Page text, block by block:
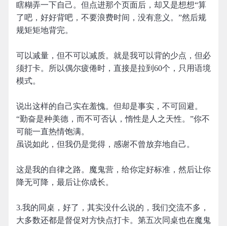
瞎糊弄一下自己。但点进那个页面后，却又是想想“算
了吧，好好背吧，不要浪费时间，没有意义。”然后规
规矩矩地背完。
可以减量，但不可以减质。就是我可以背的少点，但必
须打卡。所以偶尔疲倦时，直接是拉到60个，只用语境
模式。
说出这样的自己实在羞愧。但却是事实，不可回避。
“勤奋是种美德，而不可否认，惰性是人之天性。”你不
可能一直热情饱满。
虽说如此，但我仍是觉得，感谢不曾放弃地自己。
这是我的自律之路。魔鬼营，给你定好标准，然后让你
降无可降，最后让你成长。
3.我的同桌，好了，其实没什么说的，我们交流不多，
大多数还都是督促对方快点打卡。第五次同桌也在魔鬼